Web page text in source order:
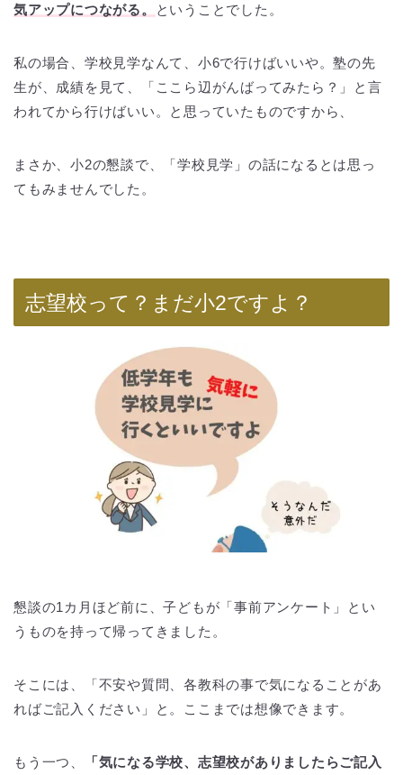
気アップにつながる。
ということでした。
私の場合、学校見学なんて、小6で行けばいいや。塾の先
生が、成績を見て、「ここら辺がんばってみたら？」と言
われてから行けばいい。と思っていたものですから、
まさか、小2の懇談で、「学校見学」の話になるとは思っ
てもみませんでした。
志望校って？まだ小2ですよ？
懇談の1カ月ほど前に、子どもが「事前アンケート」とい
うものを持って帰ってきました。
そこには、「不安や質問、各教科の事で気になることがあ
ればご記入ください」と。ここまでは想像できます。
もう一つ、 「気になる学校、志望校がありましたらご記入